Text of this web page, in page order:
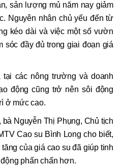
sản lượng mủ năm nay giảm
Nguyên nhân chủ yếu đến từ
kéo dài và việc một số vườn
đầy đủ trong giai đoạn giá
các nông trường và doanh
động cũng trở nên sôi động
ở mức cao.
Nguyễn Thị Phụng, Chủ tịch
Cao su Bình Long cho biết,
của giá cao su đã giúp tinh
phấn chấn hơn.